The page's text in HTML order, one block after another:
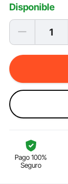
Disponible
Pago 100%
Seguro